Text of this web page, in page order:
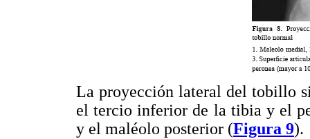
La proyección lateral del tobillo
el tercio inferior de la tibia y el
y el maléolo posterior (Figura 9).